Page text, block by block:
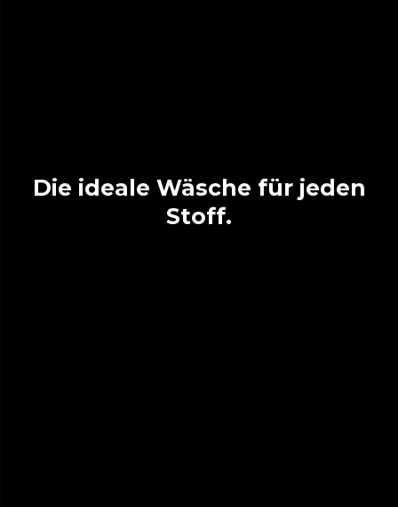
Die ideale Wäsche für jeden
Stoff.